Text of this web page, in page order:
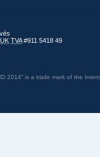
UK TVA#911 5418 49
2014” is a trade mark of the